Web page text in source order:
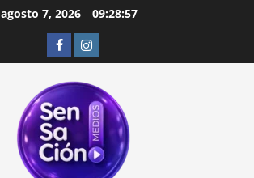
agosto 7, 2026 09:28:58
FacebookInstagram